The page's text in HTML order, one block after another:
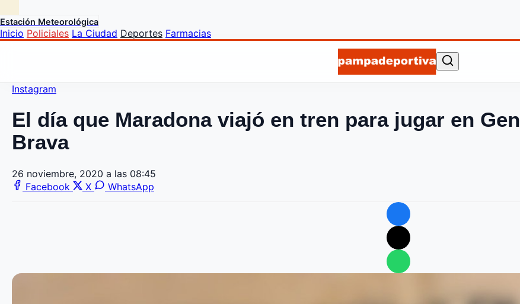
Estación Meteorológica
Inicio Policiales La Ciudad Deportes Farmacias
Instagram
El día que Maradona viajó en tren para jugar en
Brava
26 noviembre, 2020 a las 08:45
Facebook
X WhatsApp